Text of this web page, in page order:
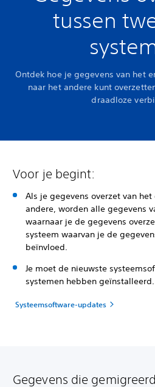
tussen
Ontdek hoe je gegevens van het
naar het andere kunt
draadloze
Voor je begint:
Als je gegevens overzet van
andere, worden alle gegevens
waarnaar je de gegevens
systeem waarvan je de
beïnvloed.
Je moet de nieuwste
systemen hebben geïnstalleerd.
Systeemsoftware-updates
Gegevens die